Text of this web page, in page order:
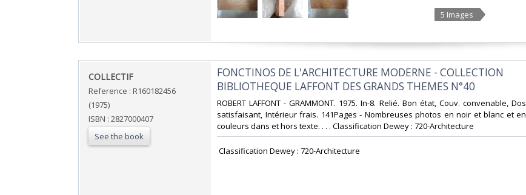
5 Images
‎COLLECTIF‎
Reference : R160182456
(1975)
ISBN : 2827000407
See the book
‎FONCTINOS DE L'ARCHITECTURE MODERNE - COLLECTION
BIBLIOTHEQUE LAFFONT DES GRANDS THEMES N°40‎
‎ROBERT LAFFONT - GRAMMONT. 1975. In-8. Relié. Bon état, Couv. convenable, Dos
satisfaisant, Intérieur frais. 141Pages - Nombreuses photos en noir et blanc et en
couleurs dans et hors texte. . . . Classification Dewey : 720-Architecture‎
‎ Classification Dewey : 720-Architecture‎